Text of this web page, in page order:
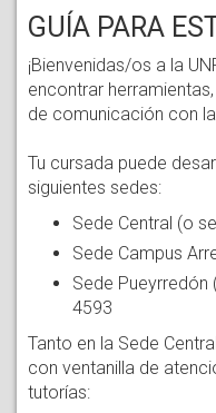
GUÍA PARA
¡Bienvenidas/os a la
encontrar
de comunicación con
Tu cursada puede
siguientes sedes:
Sede Central (o
Sede Campus
Sede Pueyrredón
4593
Tanto en la Sede
con ventanilla de
tutorías: